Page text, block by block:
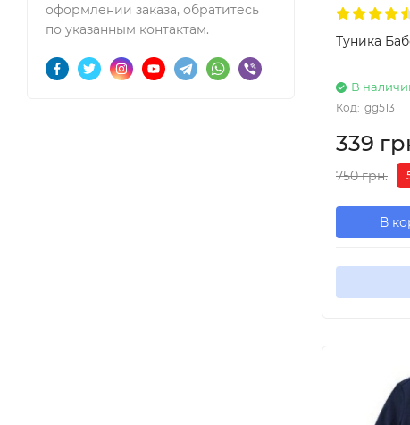
оформлении заказа, обратитесь
по указанным контактам.
Туника
В
Код: gg513
339
750 грн.
В